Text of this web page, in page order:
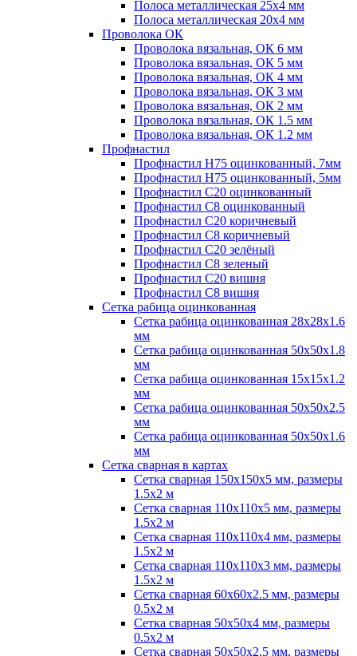
Полоса металлическая 25х4 мм
Полоса металлическая 20х4 мм
Проволока ОК
Проволока вязальная, ОК 6 мм
Проволока вязальная, ОК 5 мм
Проволока вязальная, ОК 4 мм
Проволока вязальная, ОК 3 мм
Проволока вязальная, ОК 2 мм
Проволока вязальная, ОК 1.5 мм
Проволока вязальная, ОК 1.2 мм
Профнастил
Профнастил H75 оцинкованный, 7мм
Профнастил H75 оцинкованный, 5мм
Профнастил С20 оцинкованный
Профнастил С8 оцинкованный
Профнастил С20 коричневый
Профнастил С8 коричневый
Профнастил С20 зелёный
Профнастил С8 зеленый
Профнастил С20 вишня
Профнастил С8 вишня
Сетка рабица оцинкованная
Сетка рабица оцинкованная 28х28х1.6
мм
Сетка рабица оцинкованная 50х50х1.8
мм
Сетка рабица оцинкованная 15х15х1.2
мм
Сетка рабица оцинкованная 50х50х2.5
мм
Сетка рабица оцинкованная 50х50х1.6
мм
Сетка сварная в картах
Сетка сварная 150х150х5 мм, размеры
1.5х2 м
Сетка сварная 110х110х5 мм, размеры
1.5х2 м
Сетка сварная 110х110х4 мм, размеры
1.5х2 м
Сетка сварная 110х110х3 мм, размеры
1.5х2 м
Сетка сварная 60х60х2.5 мм, размеры
0.5х2 м
Сетка сварная 50х50х4 мм, размеры
0.5х2 м
Сетка сварная 50х50х2.5 мм, размеры